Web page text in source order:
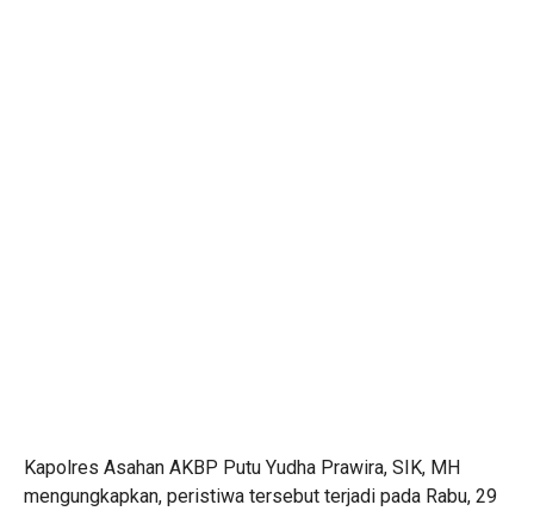
Kapolres Asahan AKBP Putu Yudha Prawira, SIK, MH
mengungkapkan, peristiwa tersebut terjadi pada Rabu, 29